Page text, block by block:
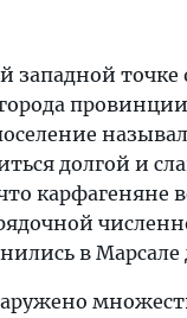
западной точке
долгой и
карфагеняне
в Марсале